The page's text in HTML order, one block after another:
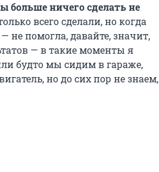
больше ничего сделать не
всего сделали, но когда
не помогла, давайте, значит,
— в такие моменты я
будто мы сидим в гараже,
но до сих пор не знаем,